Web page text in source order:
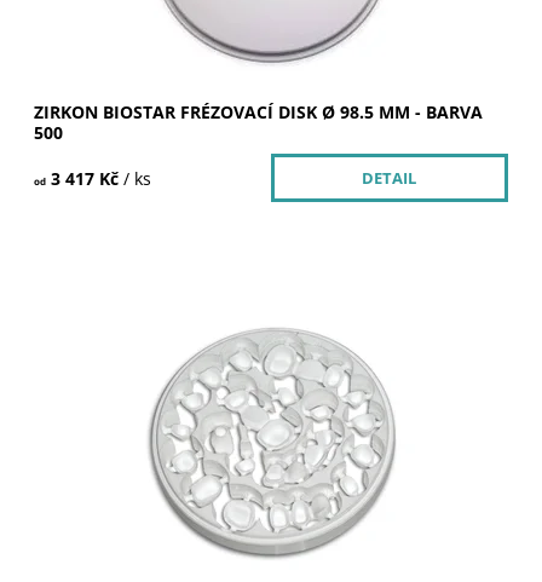
ZIRKON BIOSTAR FRÉZOVACÍ DISK Ø 98.5 MM - BARVA
500
od 3 417 Kč / ks DETAIL
Skladem u dodavatele >5 ks
252001
SILADENT